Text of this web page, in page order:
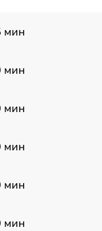
мин
мин
мин
мин
мин
мин